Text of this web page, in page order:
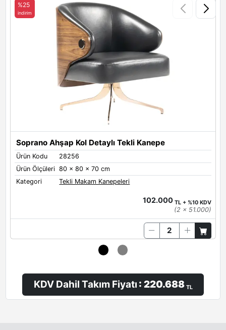
Soprano Ahşap Kol Detaylı Tekli Kanepe
Ürün Kodu
28256
Ürün Ölçüleri 80 x 80 x 70 cm
Kategori
Tekli Makam Kanepeleri
%25
indirim
102.000TL + %10 KDV
(2 x 51.000)
KDV Dahil Takım Fiyatı : 220.688 TL